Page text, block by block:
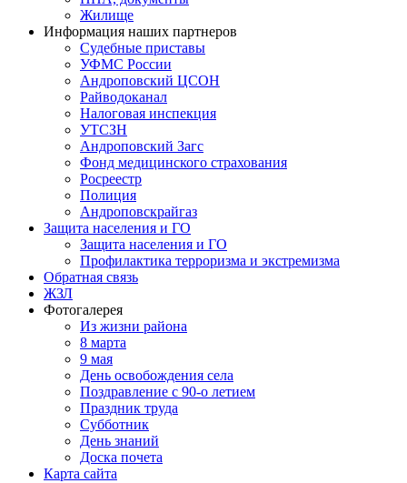
Жилище
Информация наших партнеров
Судебные приставы
УФМС России
Андроповский ЦСОН
Райводоканал
Налоговая инспекция
УТСЗН
Андроповский Загс
Фонд медицинского страхования
Росреестр
Полиция
Андроповскрайгаз
Защита населения и ГО
Защита населения и ГО
Профилактика терроризма и экстремизма
Обратная связь
ЖЗЛ
Фотогалерея
Из жизни района
8 марта
9 мая
День освобождения села
Поздравление с 90-о летием
Праздник труда
Субботник
День знаний
Доска почета
Карта сайта